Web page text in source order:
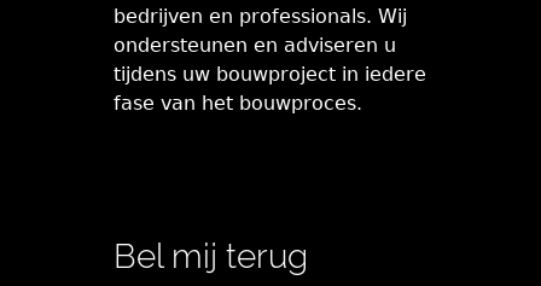
bedrijven en professionals. Wij
ondersteunen en adviseren u
tijdens uw bouwproject in iedere
fase van het bouwproces.
Bel mij terug